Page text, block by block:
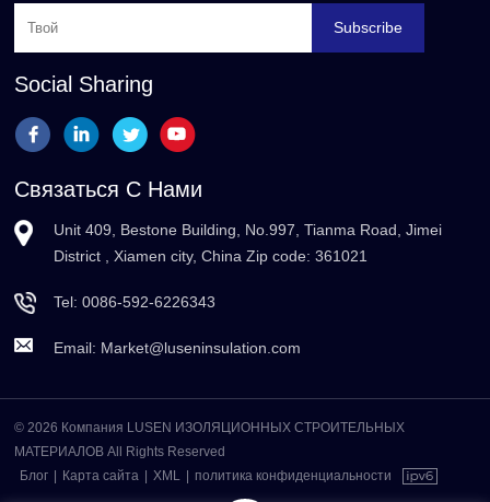
Subscribe
Social Sharing
Связаться С Нами
Unit 409, Bestone Building, No.997, Tianma Road, Jimei
District , Xiamen city, China Zip code: 361021
Tel:0086-592-6226343
Email: Market@luseninsulation.com
© 2026 Компания LUSEN ИЗОЛЯЦИОННЫХ СТРОИТЕЛЬНЫХ
МАТЕРИАЛОВ All Rights Reserved
Блог
Карта сайта XML политика конфиденциальности